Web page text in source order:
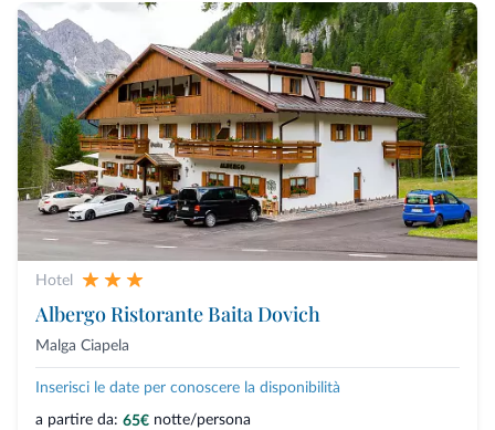
Hotel
Albergo Ristorante Baita Dovich
Malga Ciapela
Inserisci le date per conoscere la disponibilità
a partire da: 65€ notte/persona